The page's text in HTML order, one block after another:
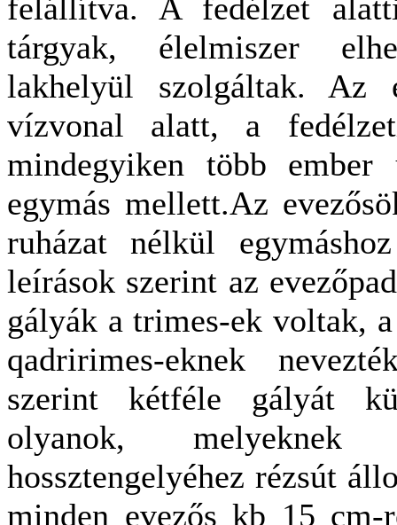
felállítva. A fedélzet
tárgyak, élelmiszer
lakhelyül szolgáltak. Az
vízvonal alatt, a
mindegyiken több
egymás mellett.Az
ruházat nélkül
leírások szerint az
gályák a trimes-ek voltak,
qadririmes-eknek
szerint kétféle gályát
olyanok,
hossztengelyéhez rézsút
minden evezős kb 15